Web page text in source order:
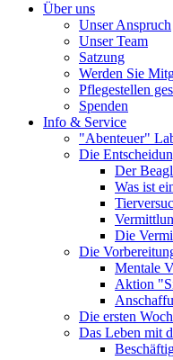
Über uns
Unser Anspruch
Unser Team
Satzung
Werden Sie
Pflegestellen
Spenden
Info & Service
"Abenteuer"
Die
Der
Was ist
Die
Die
Mentale
Aktion
Die ersten
Das Leben mit